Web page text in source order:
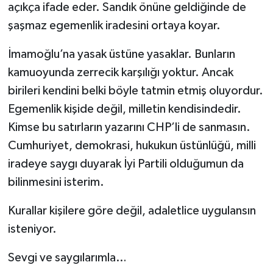
açıkça ifade eder. Sandık önüne geldiğinde de
şaşmaz egemenlik iradesini ortaya koyar.
İmamoğlu’na yasak üstüne yasaklar. Bunların
kamuoyunda zerrecik karşılığı yoktur. Ancak
birileri kendini belki böyle tatmin etmiş oluyordur.
Egemenlik kişide değil, milletin kendisindedir.
Kimse bu satırların yazarını CHP’li de sanmasın.
Cumhuriyet, demokrasi, hukukun üstünlüğü, milli
iradeye saygı duyarak İyi Partili olduğumun da
bilinmesini isterim.
Kurallar kişilere göre değil, adaletlice uygulansın
isteniyor.
Sevgi ve saygılarımla…